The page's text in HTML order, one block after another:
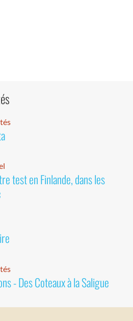
test en Finlande, dans les
- Des Coteaux à la Saligue